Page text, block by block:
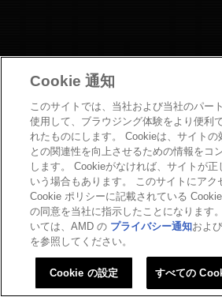
2026 Advanced Micro Devices, Inc
お問い合わせ
Copyright
プライバシーポリシー
Cookieポリシー
商標について
法人向けサイトへ
Cookie の設定
Cookie 通知
このサイトでは、当社および当社のパー
使用して、ブラウジング体験をより便利
れたものにします。 Cookieは、サイトの
との関連性を向上させるための情報をコ
します。 Cookieがなければ、サイトが正
いう場合もあります。 このサイトにアク
Cookie ポリシーに記載されている
の同意を当社に指示したことになります
いては、AMD の プライバシー通知およ
を参照してください。
Cookie の設定 すべての